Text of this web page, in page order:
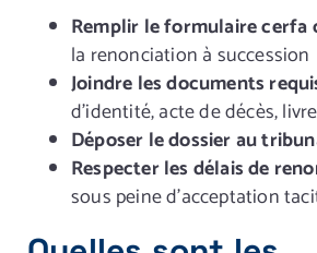
Remplir le formulaire cerfa
la renonciation à succession
Joindre les documents
d’identité, acte de décès,
Déposer le dossier au
Respecter les délais de
sous peine d’acceptation